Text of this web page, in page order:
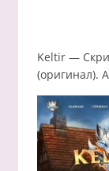
Keltir —
(оригинал).